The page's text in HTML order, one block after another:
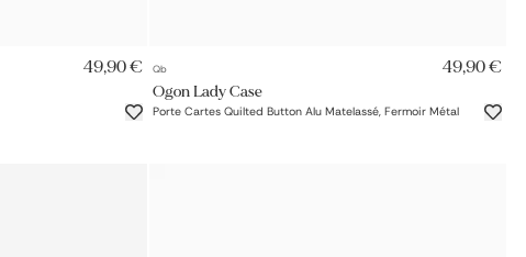
49,90 € Qb 49,90 €
Ogon Lady Case
Porte Cartes Quilted Button Alu Matelassé, Fermoir Métal